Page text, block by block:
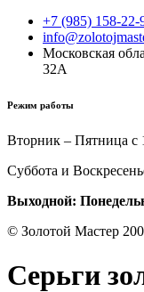
+7 (985) 158-22-
Московская
32А
Режим работы
Вторник – Пятница с
Суббота и
Выходной:
© Золотой Мастер
Серьги